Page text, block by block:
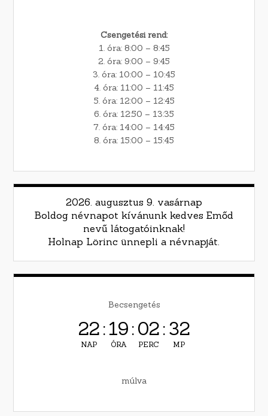
Csengetési rend:
1. óra: 8:00 – 8:45
2. óra: 9:00 – 9:45
3. óra: 10:00 – 10:45
4. óra: 11:00 – 11:45
5. óra: 12:00 – 12:45
6. óra: 12:50 – 13:35
7. óra: 14:00 – 14:45
8. óra: 15:00 – 15:45
2026. augusztus 9. vasárnap
Boldog névnapot kívánunk kedves Emőd
nevű látogatóinknak!
Holnap Lörinc ünnepli a névnapját.
Becsengetés
22
NAP
:19
ÓRA
:02
PERC
:31
MP
múlva